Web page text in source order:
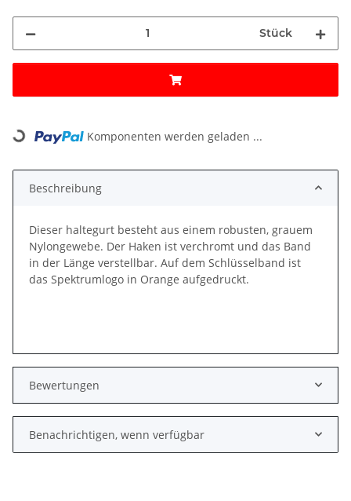
Stück
Loading... Komponenten werden geladen ...
Beschreibung
Dieser haltegurt besteht aus einem robusten, grauem
Nylongewebe. Der Haken ist verchromt und das Band
in der Länge verstellbar. Auf dem Schlüsselband ist
das Spektrumlogo in Orange aufgedruckt.
Bewertungen
Benachrichtigen, wenn verfügbar